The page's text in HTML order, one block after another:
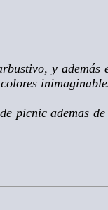
y
picnic ademas